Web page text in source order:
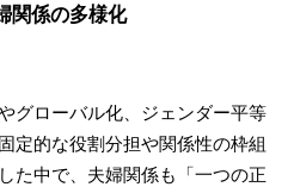
関係の多様化
グローバル化、ジェンダー平等
定的な役割分担や関係性の枠組
た中で、夫婦関係も「一つの正